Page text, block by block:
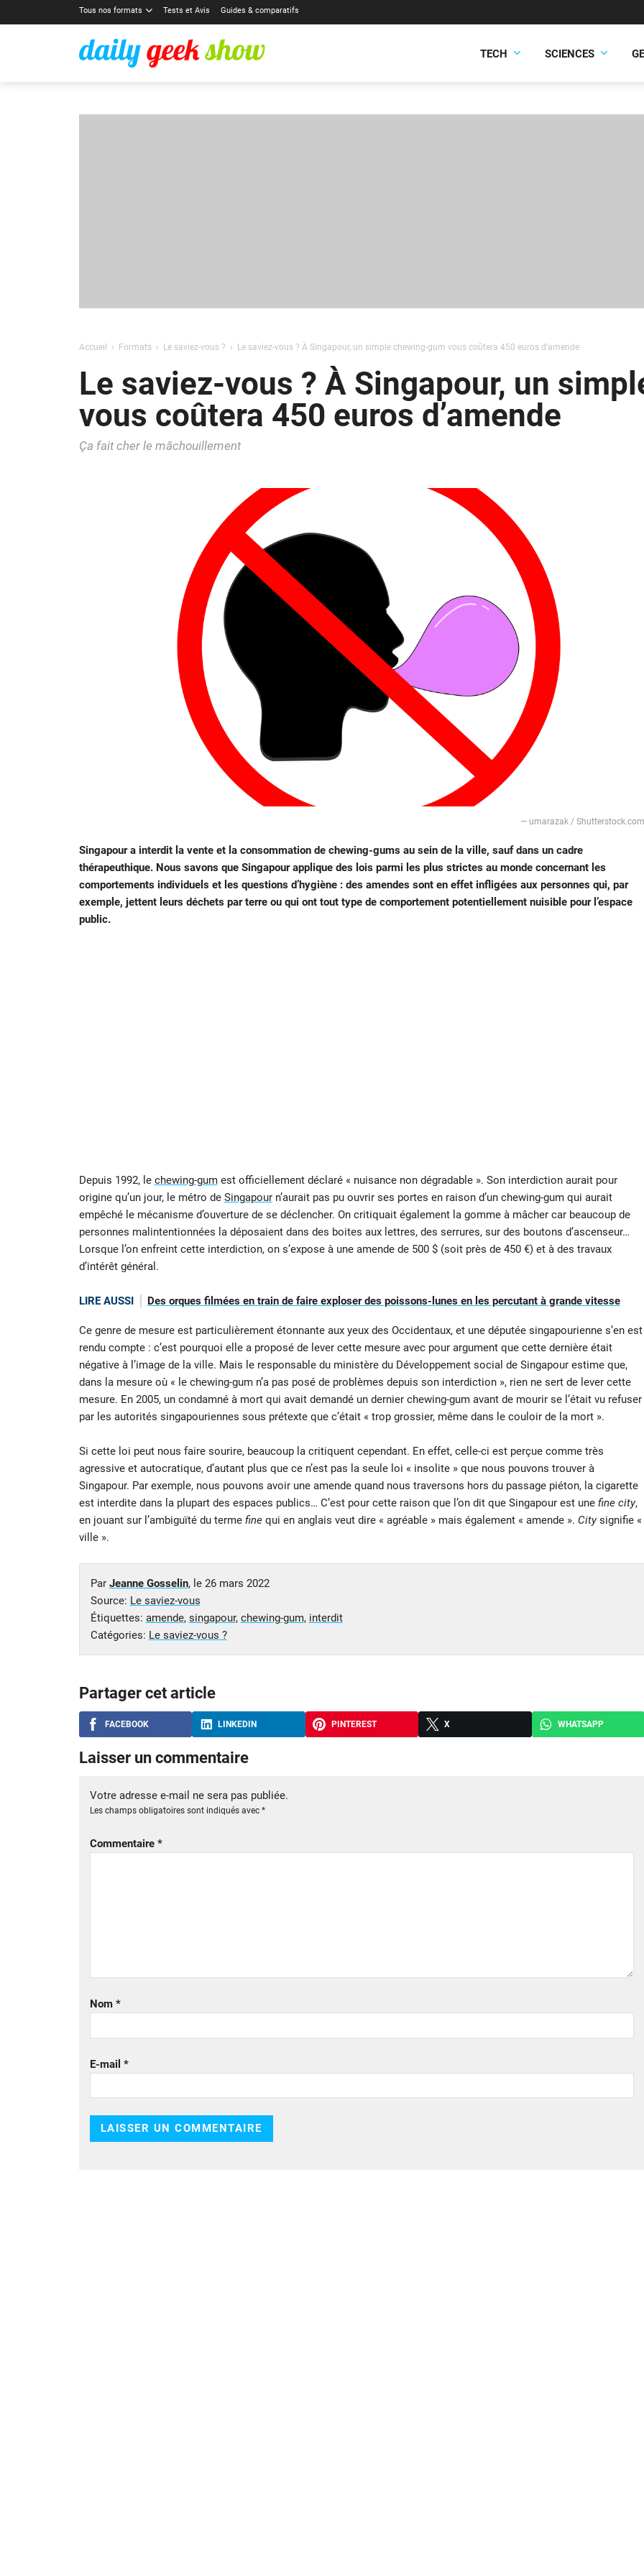
Tous nos formats Tests et Avis Guides & comparatifs
TECH SCIENCES
Accueil Formats Le saviez-vous ? Le saviez-vous ? À Singapour, un simple chewing-gum vous coûtera 450 euros d’amende
Le saviez-vous ? À Singapour, un
vous coûtera 450 euros d’amende
Ça fait cher le mâchouillement
— umarazak / Shutterstock.com
Singapour a interdit la vente et la consommation de chewing-gums au sein de la ville, sauf dans un cadre
thérapeuthique. Nous savons que Singapour applique des lois parmi les plus strictes au monde concernant les
comportements individuels et les questions d’hygiène : des amendes sont en effet infligées aux personnes qui, par
exemple, jettent leurs déchets par terre ou qui ont tout type de comportement potentiellement nuisible pour l’espace
public.
Depuis 1992, le chewing-gumest officiellement déclaré « nuisance non dégradable ». Son interdiction aurait pour
origine qu’un jour, le métro de Singapourn’aurait pas pu ouvrir ses portes en raison d’un chewing-gum qui aurait
empêché le mécanisme d’ouverture de se déclencher. On critiquait également la gomme à mâcher car beaucoup de
personnes malintentionnées la déposaient dans des boites aux lettres, des serrures, sur des boutons d’ascenseur…
Lorsque l’on enfreint cette interdiction, on s’expose à une amende de 500 $ (soit près de 450 €) et à des travaux
d’intérêt général.
LIRE AUSSI Des orques filmées en train de faire exploser des poissons-lunes en les percutant à grande vitesse
Ce genre de mesure est particulièrement étonnante aux yeux des Occidentaux, et une députée singapourienne s’en est
rendu compte : c’est pourquoi elle a proposé de lever cette mesure avec pour argument que cette dernière était
négative à l’image de la ville. Mais le responsable du ministère du Développement social de Singapour estime que,
dans la mesure où « le chewing-gum n’a pas posé de problèmes depuis son interdiction », rien ne sert de lever cette
mesure. En 2005, un condamné à mort qui avait demandé un dernier chewing-gum avant de mourir se l’était vu refuser
par les autorités singapouriennes sous prétexte que c’était « trop grossier, même dans le couloir de la mort ».
Si cette loi peut nous faire sourire, beaucoup la critiquent cependant. En effet, celle-ci est perçue comme très
agressive et autocratique, d’autant plus que ce n’est pas la seule loi « insolite » que nous pouvons trouver à
Singapour. Par exemple, nous pouvons avoir une amende quand nous traversons hors du passage piéton, la cigarette
est interdite dans la plupart des espaces publics… C’est pour cette raison que l’on dit que Singapour est une fine city,
en jouant sur l’ambiguïté du terme finequi en anglais veut dire « agréable » mais également « amende ». Citysignifie «
ville ».
Par Jeanne Gosselin, le 26 mars 2022
Source: Le saviez-vous
Étiquettes: amende, singapour, chewing-gum, interdit
Catégories: Le saviez-vous ?
Partager cet article
FACEBOOK LINKEDIN PINTEREST X WHATSAPP
Laisser un commentaire
Votre adresse e-mail ne sera pas publiée.
Les champs obligatoires sont indiqués avec *
Commentaire *
Nom *
E-mail *